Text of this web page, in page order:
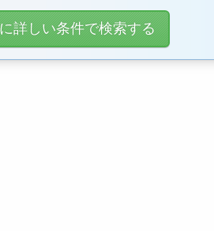
詳しい条件で検索する